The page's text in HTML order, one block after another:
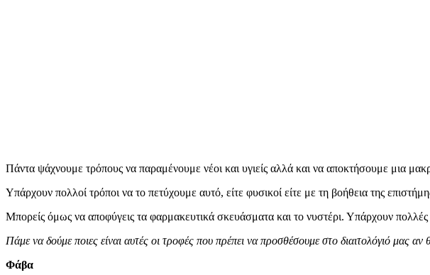
Πάντα ψάχνουμε τρόπους να παραμένουμε νέοι και υγιείς αλλά και να αποκτήσουμε μια
Υπάρχουν πολλοί τρόποι να το πετύχουμε αυτό, είτε φυσικοί είτε με τη βοήθεια της
Μπορείς όμως να αποφύγεις τα φαρμακευτικά σκευάσματα και το νυστέρι. Υπάρχουν πολλές
Πάμε να δούμε ποιες είναι αυτές οι τροφές που πρέπει να προσθέσουμε στο διαιτολόγιό μας αν
Φάβα